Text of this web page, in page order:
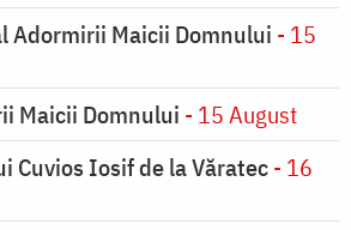
Adormirii Maicii Domnului - 15
Maicii Domnului - 15 August
Cuvios Iosif de la Văratec- 16